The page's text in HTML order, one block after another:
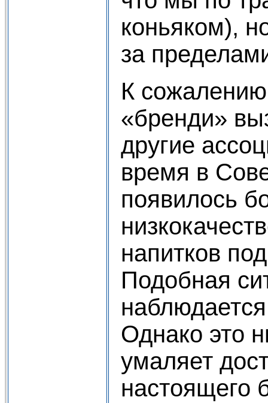
коньяком),
за
К
«бренди»
другие
время в
появилось
напитков
Подобная
Однако это
умаляет
настоящего